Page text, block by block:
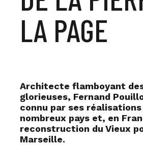
LA PAGE
Architecte flamboyant
glorieuses, Fernand
connu par ses réalisations
nombreux pays et, en
reconstruction du Vieux
Marseille.